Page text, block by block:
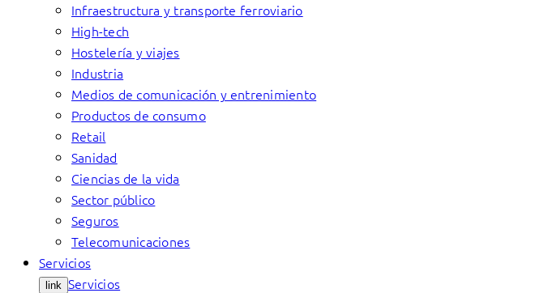
Infraestructura y transporte ferroviario
High-tech
Hostelería y viajes
Industria
Medios de comunicación y entrenimiento
Productos de consumo
Retail
Sanidad
Ciencias de la vida
Sector público
Seguros
Telecomunicaciones
Servicios
link Servicios